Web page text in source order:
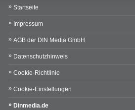
Startseite
Impressum
AGB der DIN Media GmbH
Datenschutzhinweis
Cookie-Richtlinie
Cookie-Einstellungen
Dinmedia.de